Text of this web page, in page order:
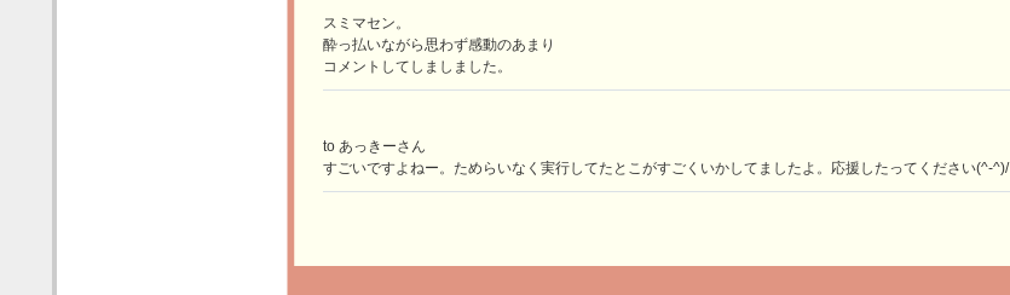
スミマセン。
酔っ払いながら思わず感動のあまり
コメントしてしましました。
to あっきーさん
すごいですよねー。ためらいなく実行してたとこがすごくいかしてましたよ。応援したってください(^-^)/